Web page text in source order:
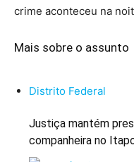
crime aconteceu na
Mais sobre o assunto
Distrito Federal
Justiça mantém
companheira no